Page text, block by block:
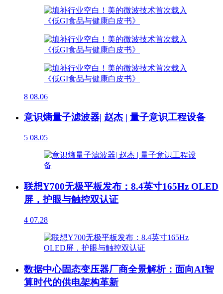
8 08.06
意识熵量子滤波器| 赵杰 | 量子意识工程设备
5 08.05
联想Y700无极平板发布：8.4英寸165Hz OLED
屏，护眼与触控双认证
4 07.28
数据中心固态变压器厂商全景解析：面向AI智
算时代的供电架构革新